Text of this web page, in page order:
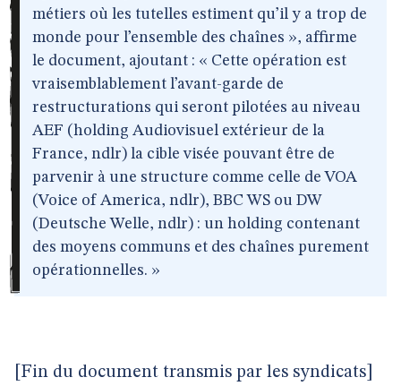
métiers où les tutelles estiment qu’il y a trop de
monde pour l’ensemble des chaînes », affirme
le document, ajoutant : « Cette opération est
vraisemblablement l’avant-garde de
restructurations qui seront pilotées au niveau
AEF (holding Audiovisuel extérieur de la
France, ndlr) la cible visée pouvant être de
parvenir à une structure comme celle de VOA
(Voice of America, ndlr), BBC WS ou DW
(Deutsche Welle, ndlr) : un holding contenant
des moyens communs et des chaînes purement
opérationnelles. »
[Fin du document transmis par les syndicats]